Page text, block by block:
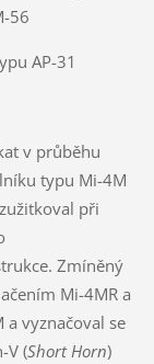
56
AP-31
v průběhu
typu Mi-4M
při
Zmíněný
Mi-4MR a
vyznačoval se
V (Short Horn)